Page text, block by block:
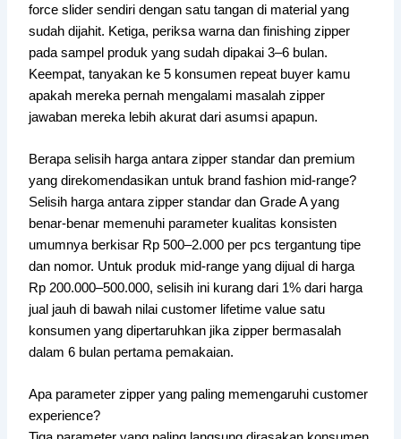
force slider sendiri dengan satu tangan di material yang
sudah dijahit. Ketiga, periksa warna dan finishing zipper
pada sampel produk yang sudah dipakai 3–6 bulan.
Keempat, tanyakan ke 5 konsumen repeat buyer kamu
apakah mereka pernah mengalami masalah zipper
jawaban mereka lebih akurat dari asumsi apapun.
Berapa selisih harga antara zipper standar dan premium
yang direkomendasikan untuk brand fashion mid-range?
Selisih harga antara zipper standar dan Grade A yang
benar-benar memenuhi parameter kualitas konsisten
umumnya berkisar Rp 500–2.000 per pcs tergantung tipe
dan nomor. Untuk produk mid-range yang dijual di harga
Rp 200.000–500.000, selisih ini kurang dari 1% dari harga
jual jauh di bawah nilai customer lifetime value satu
konsumen yang dipertaruhkan jika zipper bermasalah
dalam 6 bulan pertama pemakaian.
Apa parameter zipper yang paling memengaruhi customer
experience?